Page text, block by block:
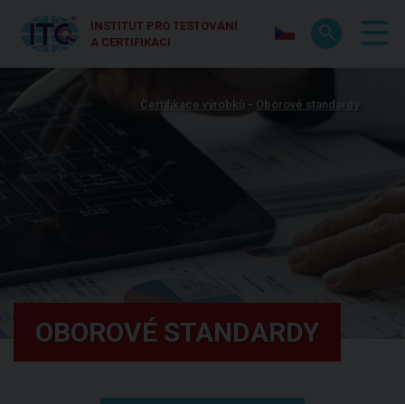
INSTITUT PRO TESTOVÁNÍ
A CERTIFIKACI
Certifikace výrobků Oborové standardy
OBOROVÉ STANDARDY